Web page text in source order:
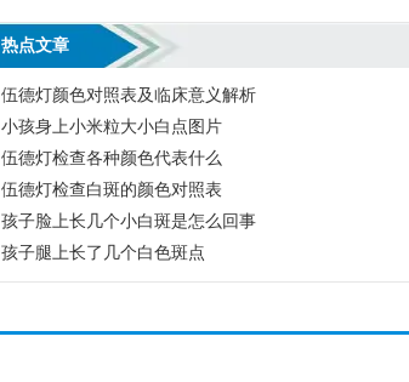
热点文章
伍德灯颜色对照表及临床意义解析
小孩身上小米粒大小白点图片
伍德灯检查各种颜色代表什么
伍德灯检查白斑的颜色对照表
孩子脸上长几个小白斑是怎么回事
孩子腿上长了几个白色斑点